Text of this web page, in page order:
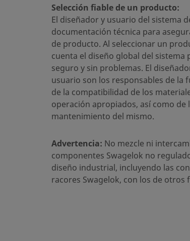
Proceso de Limpieza
Limpieza y
Tamaño conexión 1
3 mm
Tipo de conexión 1
Racor
Tamaño conexión 2
1/4 pulg.
Tipo de conexión 2
Rosca Macho
Limitador de Caudal
No
eClass (5.1.4)
37020590
37020590
Selección fiable de un producto:
El diseñador y usuario del sistema
documentación técnica para
de producto. Al seleccionar un
cuenta el diseño global del sistema
seguro y sin problemas. El
usuario son los responsables de la
de la compatibilidad de los
operación apropiados, así como de
mantenimiento del mismo.
Advertencia: No mezcle ni
componentes Swagelok no
diseño industrial, incluyendo las
racores Swagelok, con los de otros